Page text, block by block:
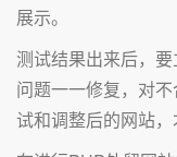
展示。
测试结果出来后，
问题一一修复，对
试和调整后的网站，